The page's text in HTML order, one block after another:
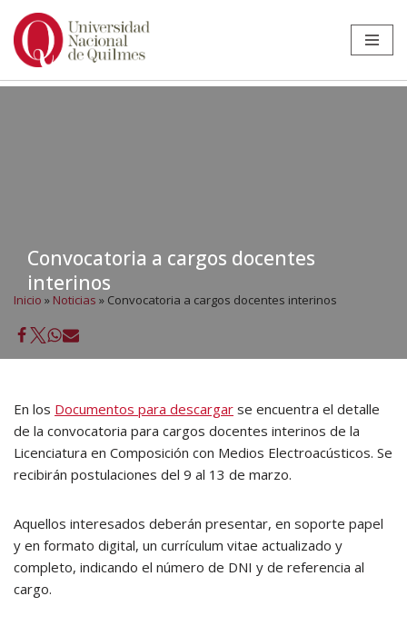
Ir
Convocatoria a cargos docentes
interinos
Inicio » Noticias » Convocatoria a cargos docentes interinos
En los Documentos para descargar se encuentra el detalle
de la convocatoria para cargos docentes interinos de la
Licenciatura en Composición con Medios Electroacústicos. Se
recibirán postulaciones del 9 al 13 de marzo.
Aquellos interesados deberán presentar, en soporte papel
y en formato digital, un currículum vitae actualizado y
completo, indicando el número de DNI y de referencia al
cargo.